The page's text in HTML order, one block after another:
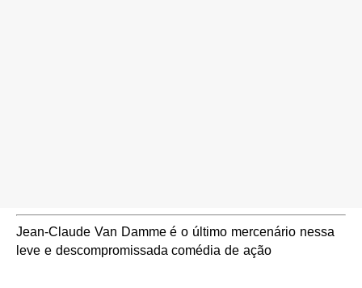
Jean-Claude Van Damme é o último mercenário nessa
leve e descompromissada comédia de ação